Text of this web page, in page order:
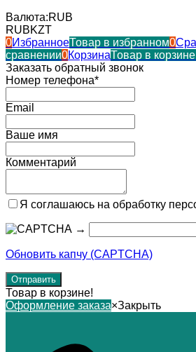
Валюта:RUB
RUBKZT
0ИзбранноеТовар в избранном0
сравнении0КорзинаТовар в
Заказать обратный звонок
Номер телефона*
Email
Ваше имя
Комментарий
Я соглашаюсь на обработку
→
Обновить капчу (CAPTCHA)
Товар в корзине!
Оформление заказа×Закрыть